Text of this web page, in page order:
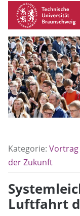
Kategorie: Vortrag
der Zukunft
Luftfahrt